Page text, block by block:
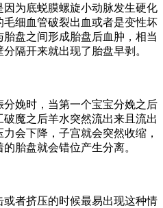
为底蜕膜螺旋小动脉发生硬化
细血管破裂出血或者是变性坏
盘之间形成胎盘后血肿，相当
隔开来就出现了胎盘早剥。
娩时，当第一个宝宝分娩之后
魔之后羊水突然流出来且流出
会下降，子宫就会突然收缩，
胎盘就会错位产生分离。
者挤压的时候最易出现这种情